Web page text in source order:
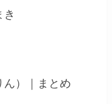
ん）｜まとめ